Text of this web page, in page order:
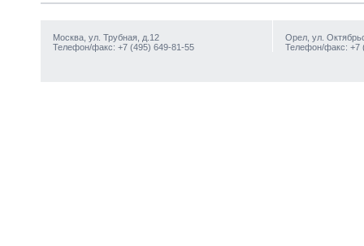
Москва, ул. Трубная, д.12
Телефон/факс: +7 (495) 649-81-55
Орел, ул.
Телефон/факс: +7